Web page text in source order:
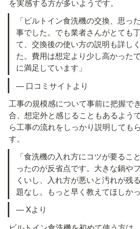
を実感する方が多いようです。
「ビルトイン食洗機の交換、思っ
事でした。でも業者さんがとても
て、交換後の使い方の説明も詳し
た。費用は想定より少し高かった
に満足しています」
— 口コミサイトより
工事の規模感について事前に把握で
合、想定外と感じることもあるよう
ら工事の流れをしっかり説明しても
す。
「食洗機の入れ方にコツが要るこ
ったのが反省点です。大きな鍋や
くいし、入れ方が悪いと汚れが残
題なし。もっと早く教えてほしかっ
— Xより